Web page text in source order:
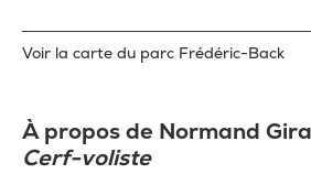
Voir la carte du parc Frédéric-Back
À propos de Normand
Cerf-voliste